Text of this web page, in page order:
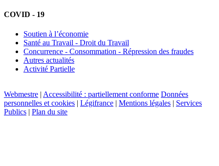
COVID - 19
Soutien à l’économie
Santé au Travail - Droit du Travail
Concurrence - Consommation - Répression des fraudes
Autres actualités
Activité Partielle
Webmestre | Accessibilité : partiellement conforme Données
personnelles et cookies | Légifrance | Mentions légales | Services
Publics | Plan du site